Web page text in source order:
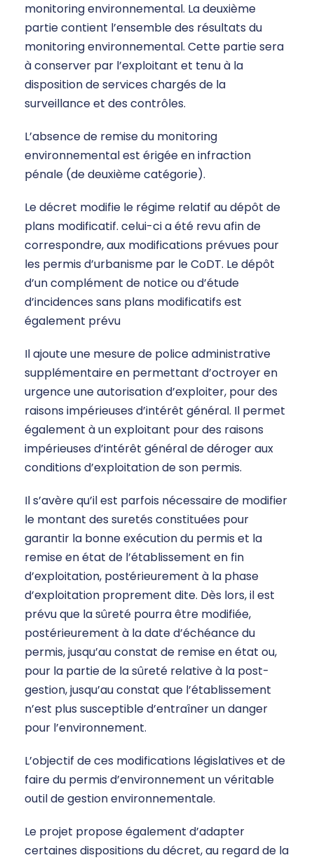
monitoring environnemental. La deuxième
partie contient l’ensemble des résultats du
monitoring environnemental. Cette partie sera
à conserver par l’exploitant et tenu à la
disposition de services chargés de la
surveillance et des contrôles.
L’absence de remise du monitoring
environnemental est érigée en infraction
pénale (de deuxième catégorie).
Le décret modifie le régime relatif au dépôt de
plans modificatif. celui-ci a été revu afin de
correspondre, aux modifications prévues pour
les permis d’urbanisme par le CoDT. Le dépôt
d’un complément de notice ou d’étude
d’incidences sans plans modificatifs est
également prévu
Il ajoute une mesure de police administrative
supplémentaire en permettant d’octroyer en
urgence une autorisation d’exploiter, pour des
raisons impérieuses d’intérêt général. Il permet
également à un exploitant pour des raisons
impérieuses d’intérêt général de déroger aux
conditions d’exploitation de son permis.
Il s’avère qu’il est parfois nécessaire de modifier
le montant des suretés constituées pour
garantir la bonne exécution du permis et la
remise en état de l’établissement en fin
d’exploitation, postérieurement à la phase
d’exploitation proprement dite. Dès lors, il est
prévu que la sûreté pourra être modifiée,
postérieurement à la date d’échéance du
permis, jusqu’au constat de remise en état ou,
pour la partie de la sûreté relative à la post-
gestion, jusqu’au constat que l’établissement
n’est plus susceptible d’entraîner un danger
pour l’environnement.
L’objectif de ces modifications législatives et de
faire du permis d’environnement un véritable
outil de gestion environnementale.
Le projet propose également d’adapter
certaines dispositions du décret, au regard de la